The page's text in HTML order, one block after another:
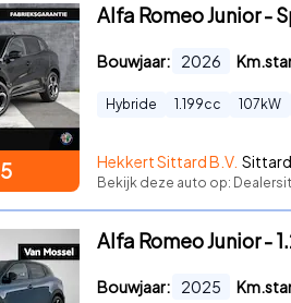
Alfa Romeo Junior -
Bouwjaar: 2026
Hybride 1.199cc 107 kW
Hekkert Sittard B.V. Sittard
Bekijk deze auto op:
Alfa Romeo Junior -
Bouwjaar: 2025